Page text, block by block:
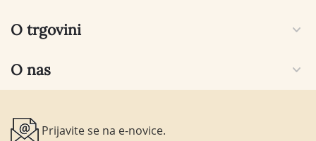
O trgovini
O nas
Prijavite se na e-novice.